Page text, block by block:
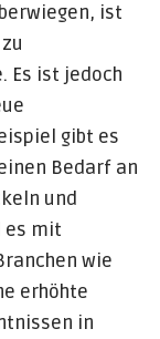
ist
Es ist jedoch
gibt es
Bedarf an
und
es mit
wie
erhöhte
in